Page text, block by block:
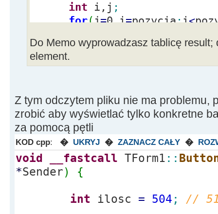
int i,j ;
for(j=0,i=pozycja;i<
pierwsza=result[0] ;
Do Memo wyprowadzasz tablicę result;
element.
Z tym odczytem pliku nie ma problemu,
zrobić aby wyświetlać tylko konkretne
za pomocą pętli
KOD cpp: � UKRYJ � ZAZNACZ CAŁY �
void __fastcall TForm1 ::
*Sender) {
int ilosc = 504 ; //